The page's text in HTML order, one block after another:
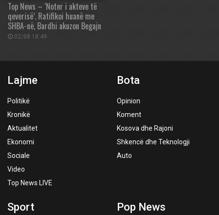
Top News – ‘Noter i akteve të
qeverisë’. Ratifikoi huanë me
SHBA-në, Bardhi akuzon Begajn
02/08 18:49
Lajme
Politikë
Kronikë
Aktualitet
Ekonomi
Sociale
Video
Top News LIVE
Bota
Opinion
Koment
Kosova dhe Rajoni
Shkencë dhe Teknologji
Auto
Sport Pop News